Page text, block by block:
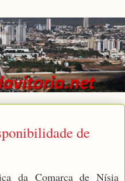
de
da Comarca de Nísia